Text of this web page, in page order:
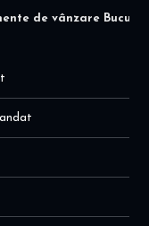
de vânzare
metrii de Carrefour
masina si boxa